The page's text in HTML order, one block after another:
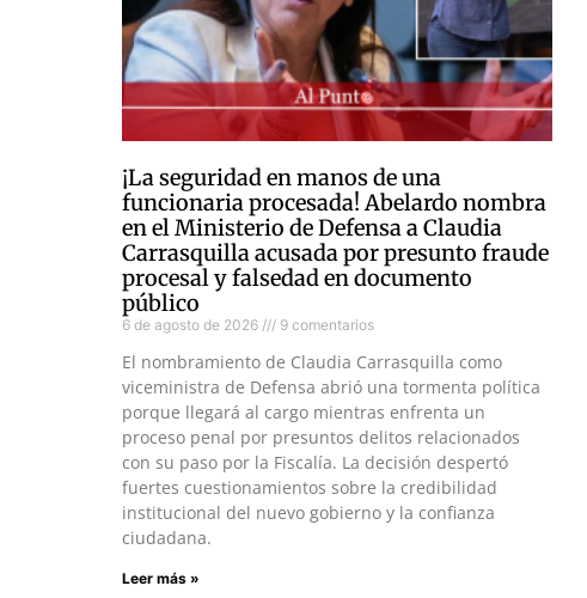
¡La seguridad en manos de una
funcionaria procesada! Abelardo nombra
en el Ministerio de Defensa a Claudia
Carrasquilla acusada por presunto fraude
procesal y falsedad en documento
público
6 de agosto de 2026 9 comentarios
El nombramiento de Claudia Carrasquilla como
viceministra de Defensa abrió una tormenta política
porque llegará al cargo mientras enfrenta un
proceso penal por presuntos delitos relacionados
con su paso por la Fiscalía. La decisión despertó
fuertes cuestionamientos sobre la credibilidad
institucional del nuevo gobierno y la confianza
ciudadana.
Leer más »